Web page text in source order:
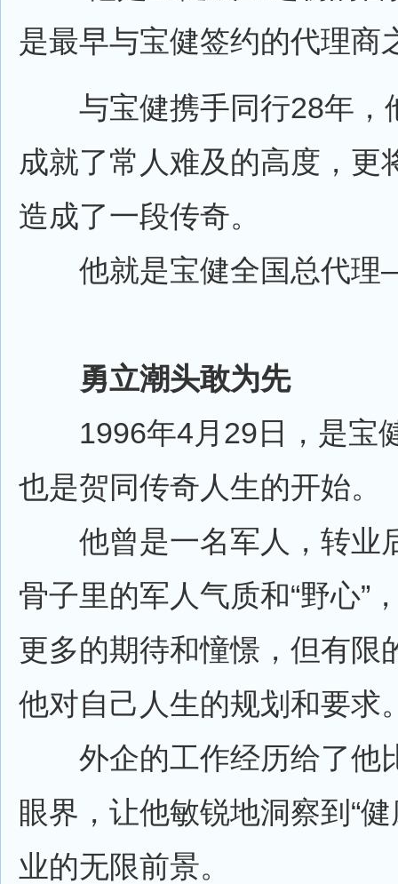
是最早与宝健签约的代理商
与宝健携手同行28年，
成就了常人难及的高度，更
造成了一段传奇。
他就是宝健全国总代理
勇立潮头敢为先
1996年4月29日，是宝
也是贺同传奇人生的开始。
他曾是一名军人，转业
骨子里的军人气质和“野心”
更多的期待和憧憬，但有限
他对自己人生的规划和要求
外企的工作经历给了他
眼界，让他敏锐地洞察到“
业的无限前景。